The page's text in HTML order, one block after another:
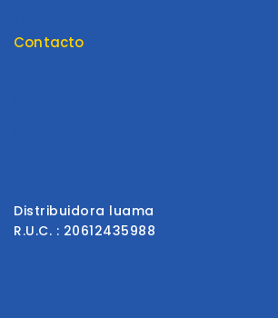
Contacto
Distribuidora luama
R.U.C. : 20612435988